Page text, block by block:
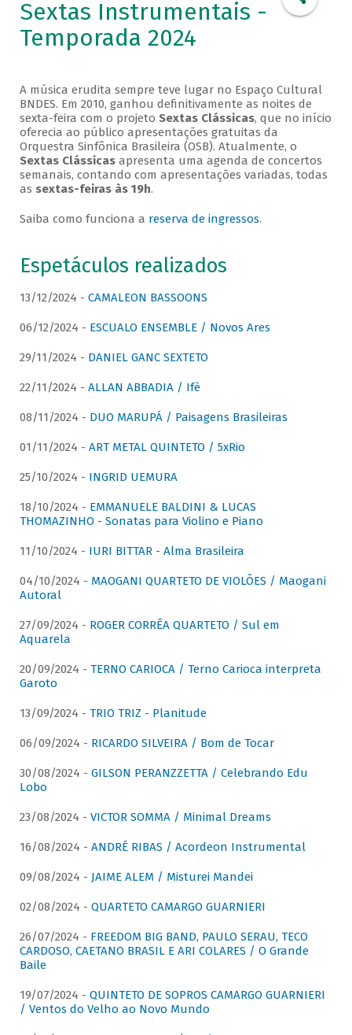
Sextas Instrumentais -
Temporada 2024
A música erudita sempre teve lugar no Espaço Cultural
BNDES. Em 2010, ganhou definitivamente as noites de
sexta-feira com o projeto Sextas Clássicas, que no início
oferecia ao público apresentações gratuitas da
Orquestra Sinfônica Brasileira (OSB). Atualmente, o
Sextas Clássicasapresenta uma agenda de concertos
semanais, contando com apresentações variadas, todas
as sextas-feiras às 19h.
Saiba como funciona a reserva de ingressos.
Espetáculos realizados
13/12/2024 - CAMALEON BASSOONS
06/12/2024 - ESCUALO ENSEMBLE / Novos Ares
29/11/2024 - DANIEL GANC SEXTETO
22/11/2024 - ALLAN ABBADIA / Ifè
08/11/2024 - DUO MARUPÁ / Paisagens Brasileiras
01/11/2024 - ART METAL QUINTETO / 5xRio
25/10/2024 - INGRID UEMURA
18/10/2024 - EMMANUELE BALDINI & LUCAS
THOMAZINHO - Sonatas para Violino e Piano
11/10/2024 - IURI BITTAR - Alma Brasileira
04/10/2024 - MAOGANI QUARTETO DE VIOLÕES / Maogani
Autoral
27/09/2024 - ROGER CORRÊA QUARTETO / Sul em
Aquarela
20/09/2024 - TERNO CARIOCA / Terno Carioca interpreta
Garoto
13/09/2024 - TRIO TRIZ - Planitude
06/09/2024 - RICARDO SILVEIRA / Bom de Tocar
30/08/2024 - GILSON PERANZZETTA / Celebrando Edu
Lobo
23/08/2024 - VICTOR SOMMA / Minimal Dreams
16/08/2024 - ANDRÉ RIBAS / Acordeon Instrumental
09/08/2024 - JAIME ALEM / Misturei Mandei
02/08/2024 - QUARTETO CAMARGO GUARNIERI
26/07/2024 - FREEDOM BIG BAND, PAULO SERAU, TECO
CARDOSO, CAETANO BRASIL E ARI COLARES / O Grande
Baile
19/07/2024 - QUINTETO DE SOPROS CAMARGO GUARNIERI
/ Ventos do Velho ao Novo Mundo